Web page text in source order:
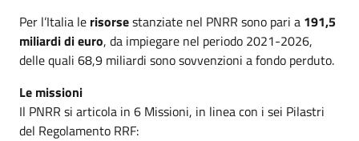
Per l’Italia le risorsestanziate nel PNRR sono pari a 191,5
miliardi di euro, da impiegare nel periodo 2021-2026,
delle quali 68,9 miliardi sono sovvenzioni a fondo perduto.
Le missioni
Il PNRR si articola in 6 Missioni, in linea con i sei Pilastri
del Regolamento RRF: